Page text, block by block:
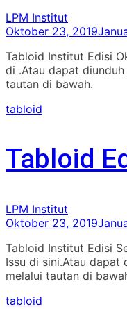
LPM Institut
Oktober 23, 2019
Tabloid Institut Edisi
di .Atau dapat
tautan di bawah.
tabloid
Tabloid
LPM Institut
Oktober 23, 2019
Tabloid Institut Edisi
Issu di sini.Atau dapat
melalui tautan di
tabloid